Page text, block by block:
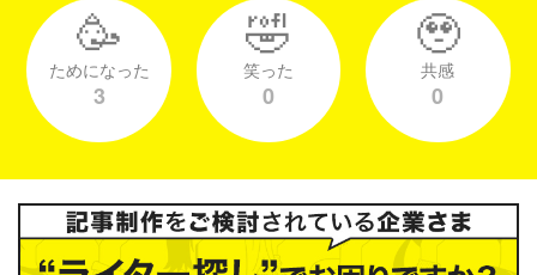
🥳
ためになった
3
🤣
笑った
0
🥹
共感
0